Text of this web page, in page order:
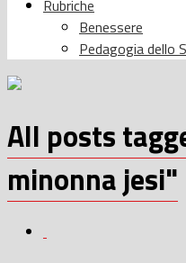
Rubriche
Benessere
Pedagogia dello
All posts
minonna jesi"